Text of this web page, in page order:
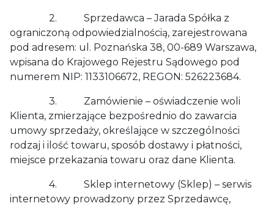
2. Sprzedawca – Jarada Spółka z
ograniczoną odpowiedzialnością, zarejestrowana
pod adresem: ul. Poznańska 38, 00-689 Warszawa,
wpisana do Krajowego Rejestru Sądowego pod
numerem NIP: 1133106672, REGON: 526223684.
3. Zamówienie – oświadczenie woli
Klienta, zmierzające bezpośrednio do zawarcia
umowy sprzedaży, określające w szczególności
rodzaj i ilość towaru, sposób dostawy i płatności,
miejsce przekazania towaru oraz dane Klienta.
4. Sklep internetowy (Sklep) – serwis
internetowy prowadzony przez Sprzedawcę,